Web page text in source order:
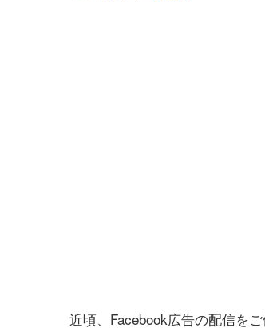
近頃、Facebook広告の配信を